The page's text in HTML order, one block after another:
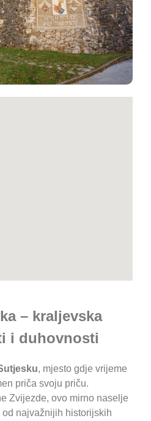
– kraljevska
i duhovnosti
, mjesto gdje vrijeme
priča svoju priču.
Zvijezde, ovo mirno naselje
najvažnijih historijskih